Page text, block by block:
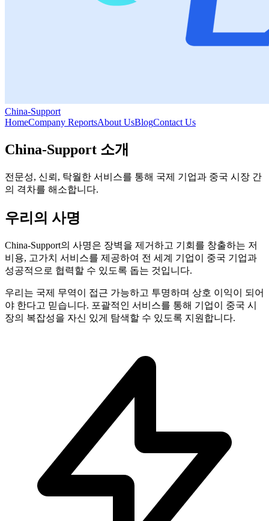
China-Support
HomeCompany ReportsAbout UsBlogContact Us
China-Support 소개
전문성, 신뢰, 탁월한 서비스를 통해 국제 기업과 중국 시장 간
의 격차를 해소합니다.
우리의 사명
China-Support의 사명은 장벽을 제거하고 기회를 창출하는 저
비용, 고가치 서비스를 제공하여 전 세계 기업이 중국 기업과
성공적으로 협력할 수 있도록 돕는 것입니다.
우리는 국제 무역이 접근 가능하고 투명하며 상호 이익이 되어
야 한다고 믿습니다. 포괄적인 서비스를 통해 기업이 중국 시
장의 복잡성을 자신 있게 탐색할 수 있도록 지원합니다.